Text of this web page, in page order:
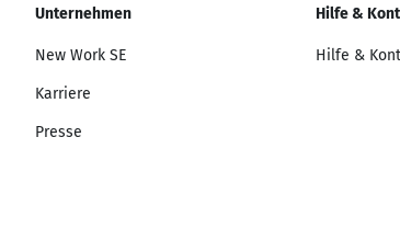
Unternehmen
New Work SE
Karriere
Presse
Hilfe &
Hilfe &